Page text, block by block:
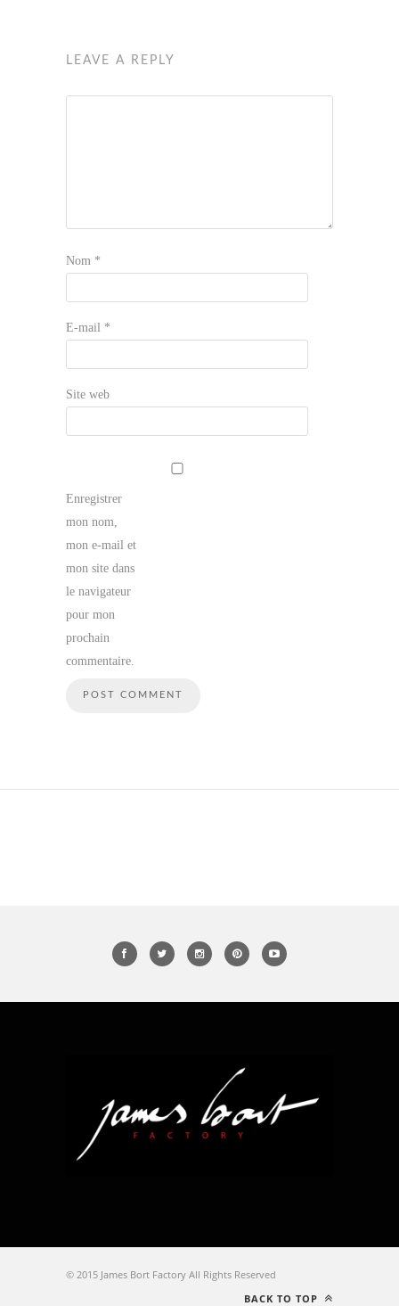
LEAVE A REPLY
Nom *
E-mail *
Site web
Enregistrer
mon nom,
mon e-mail et
mon site dans
le navigateur
pour mon
prochain
commentaire.
© 2015 James Bort Factory All Rights Reserved
BACK TO TOP